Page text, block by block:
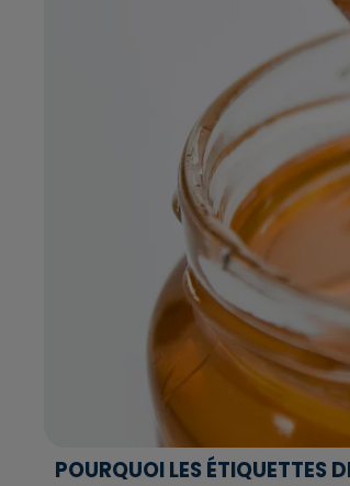
POURQUOI LES ÉTIQUETTES